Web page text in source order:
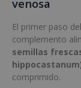
venosa
El primer paso
complemento
semillas
comprimido.